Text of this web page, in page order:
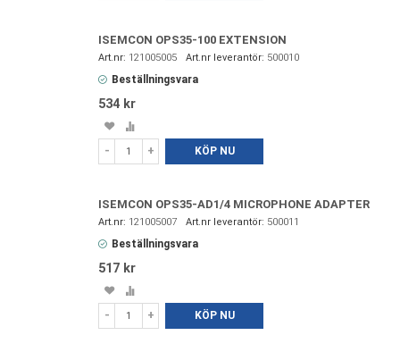
ISEMCON OPS35-100 EXTENSION
121005005 500010
Beställningsvara
534 kr
Spara
i
favoriter
Lägg
till
- + KÖP NU
ISEMCON OPS35-AD1/4 MICROPHONE ADAPTER
121005007 500011
Beställningsvara
517 kr
Spara
i
favoriter
Lägg
till
- + KÖP NU